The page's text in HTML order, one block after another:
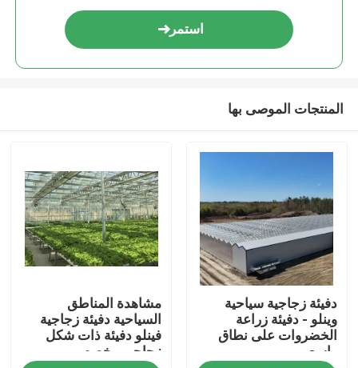
استمر
المنتجات الموصى بها
دفيئة زجاجية سياحية
وينلو - دفيئة زراعة
الخضروات على نطاق
واسع
مشاهدة المناطق
السياحية دفيئة زجاجية
فينلو دفيئة ذات شكل
زجاجي مخصص